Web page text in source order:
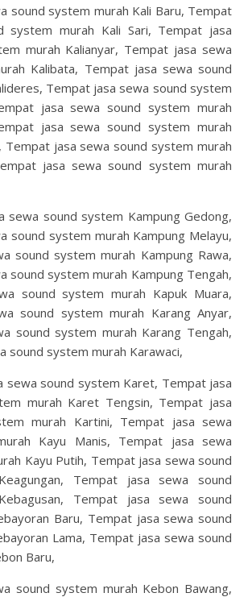
sound system murah Kali Baru, Tempat
system murah Kali Sari, Tempat jasa
murah Kalianyar, Tempat jasa sewa
Kalibata, Tempat jasa sewa sound
Tempat jasa sewa sound system
jasa sewa sound system murah
jasa sewa sound system murah
Tempat jasa sewa sound system murah
jasa sewa sound system murah
sewa sound system Kampung Gedong,
sound system murah Kampung Melayu,
sound system murah Kampung Rawa,
sound system murah Kampung Tengah,
sound system murah Kapuk Muara,
sound system murah Karang Anyar,
sound system murah Karang Tengah,
sound system murah Karawaci,
sewa sound system Karet, Tempat jasa
murah Karet Tengsin, Tempat jasa
murah Kartini, Tempat jasa sewa
Kayu Manis, Tempat jasa sewa
Kayu Putih, Tempat jasa sewa sound
Tempat jasa sewa sound
Tempat jasa sewa sound
Baru, Tempat jasa sewa sound
Lama, Tempat jasa sewa sound
Baru,
sound system murah Kebon Bawang,